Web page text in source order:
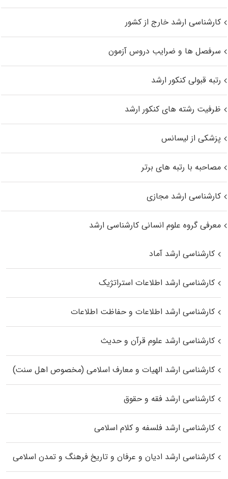
کارشناسی ارشد خارج از کشور
سرفصل ها و ضرایب دروس آزمون
رتبه قبولی کنکور ارشد
ظرفیت رشته های کنکور ارشد
پزشکی از لیسانس
مصاحبه با رتبه های برتر
کارشناسی ارشد مجازی
معرفی گروه علوم انسانی کارشناسی ارشد
کارشناسی ارشد آماد
کارشناسی ارشد اطلاعات استراتژیک
کارشناسی ارشد اطلاعات و حفاظت اطلاعات
کارشناسی ارشد علوم قرآن و حدیث
کارشناسی ارشد الهیات و معارف اسلامی (مخصوص اهل سنت)
کارشناسی ارشد فقه و حقوق
کارشناسی ارشد فلسفه و کلام اسلامی
کارشناسی ارشد ادیان و عرفان و تاریخ فرهنگ و تمدن اسلامی